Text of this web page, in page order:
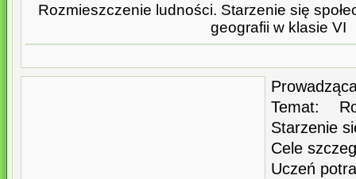
Rozmieszczenie ludności. Starzenie się
geografii w klasie VI
Temat:
Starzenie
Cele
Uczeń